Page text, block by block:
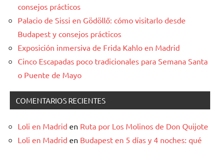
consejos prácticos
Palacio de Sissi en Gödöllő: cómo visitarlo desde
Budapest y consejos prácticos
Exposición inmersiva de Frida Kahlo en Madrid
Cinco Escapadas poco tradicionales para Semana Santa
o Puente de Mayo
COMENTARIOS RECIENTES
Loli en Madrid en Ruta por Los Molinos de Don Quijote
Loli en Madrid en Budapest en 5 días y 4 noches: qué